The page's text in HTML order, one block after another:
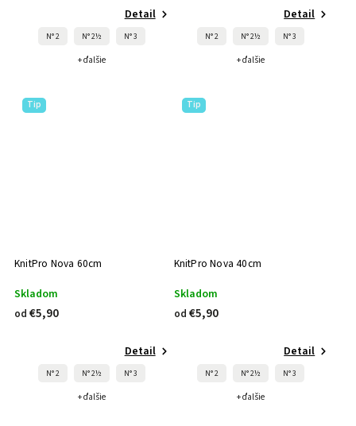
Detail
N° 2 N° 2½ N° 3
+ ďalšie
Detail
N° 2 N° 2½ N° 3
+ ďalšie
Tip
KnitPro Nova 60cm
Skladom
od €5,90
Detail
N° 2 N° 2½ N° 3
+ ďalšie
Tip
KnitPro Nova 40cm
Skladom
od €5,90
Detail
N° 2 N° 2½ N° 3
+ ďalšie